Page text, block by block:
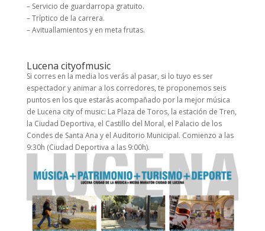
– Servicio de guardarropa gratuito.
– Tríptico de la carrera.
– Avituallamientos y en meta frutas.
Lucena cityofmusic
Si corres en la media los verás al pasar, si lo tuyo es ser
espectador y animar a los corredores, te proponemos seis
puntos en los que estarás acompañado por la mejor música
de Lucena city of music: La Plaza de Toros, la estación de Tren,
la Ciudad Deportiva, el Castillo del Moral, el Palacio de los
Condes de Santa Ana y el Auditorio Municipal. Comienzo a las
9:30h (Ciudad Deportiva a las 9:00h).